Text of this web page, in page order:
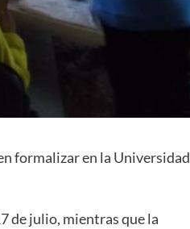
formalizar en la Universidad
de julio, mientras que la